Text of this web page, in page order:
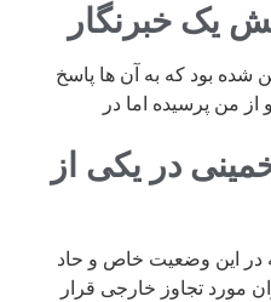
یک خبرنگار
بود که به آن ها پاسخ
من پرسیده اما در
در یکی از
که در این وضعیت خاص و حاد
مورد تجاوز خارجی قرار